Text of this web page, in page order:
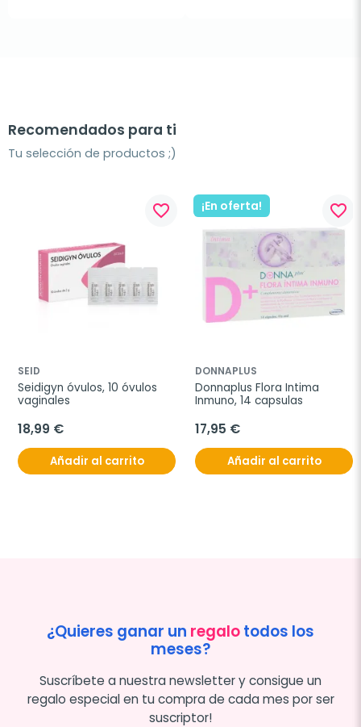
Recomendados para ti
Tu selección de productos ;)
favorite_border
SEID
Seidigyn óvulos, 10 óvulos
vaginales
18,99 €
Añadir al carrito
¡En oferta! favorite_border
DONNAPLUS
Donnaplus Flora Intima
Inmuno, 14 capsulas
17,95 €
Añadir al carrito
¿Quieres ganar un regalotodos los
meses?
Suscríbete a nuestra newsletter y consigue un
regalo especial en tu compra de cada mes por ser
suscriptor!